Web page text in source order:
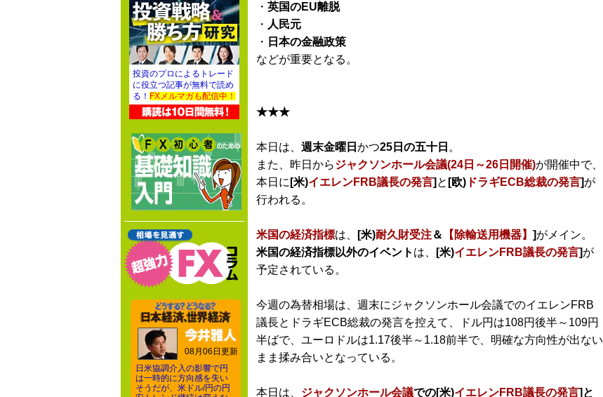
・ 英国のEU離脱
・ 人民元
・ 日本の金融政策
などが重要となる。
★★★
本日は、 週末金曜日 かつ25日の五十日 。
また、昨日からジャクソンホール会議(24日～26日開催)が開催中で、
本日に [米)イエレンFRB議長の発言] と [欧) ドラギECB総裁の発言]が
行われる。
米国の経済指標は、 [米)耐久財受注＆ 【除輸送用機器】 ]がメイン。
米国の経済指標以外のイベント は、 [米)イエレンFRB議長の発言]が
予定されている。
今週の為替相場は、週末にジャクソンホール会議でのイエレンFRB
議長とドラギECB総裁の発言を控えて、ドル円は108円後半～109円
半ばで、ユーロドルは1.17後半～1.18前半で、明確な方向性が出ない
まま揉み合いとなっている。
本日は、 ジャクソンホール会議での[米)イエレンFRB議長の発言]と
投資のプロによるトレード
に役立つ記事が無料で読め
る！ FXメルマガも配信中！
08月06日更新
日米協調介入の影響で円
は一時的に方向感を失い
そうだが、米ドル/円の円